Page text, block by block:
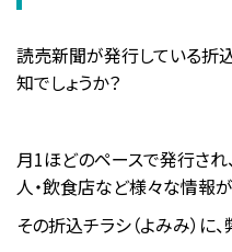
読売新聞が発行している折込
知でしょうか？
月1ほどのペースで発行され
人・飲食店など様々な情報
その折込チラシ（よみみ）に